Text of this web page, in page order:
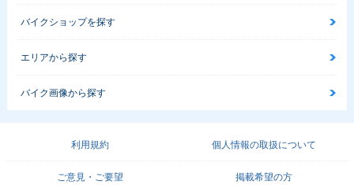
バイクショップを探す
エリアから探す
バイク画像から探す
利用規約 個人情報の取扱について
ご意見・ご要望 掲載希望の方